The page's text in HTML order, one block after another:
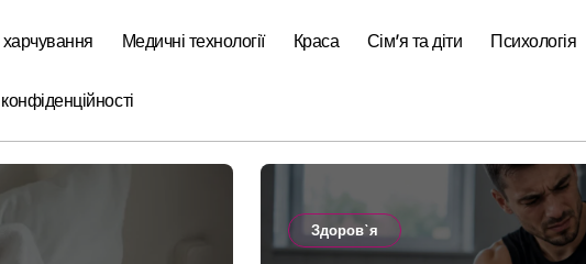
Медичні технології Краса Сім’я та діти Психологія
Здоров`я